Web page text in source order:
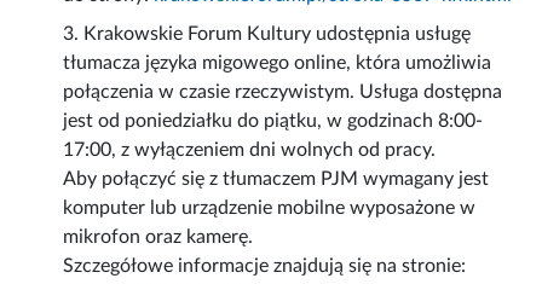
3. Krakowskie Forum Kultury udostępnia usługę
tłumacza języka migowego online, która umożliwia
połączenia w czasie rzeczywistym. Usługa dostępna
jest od poniedziałku do piątku, w godzinach 8:00-
17:00, z wyłączeniem dni wolnych od pracy.
Aby połączyć się z tłumaczem PJM wymagany jest
komputer lub urządzenie mobilne wyposażone w
mikrofon oraz kamerę.
Szczegółowe informacje znajdują się na stronie: